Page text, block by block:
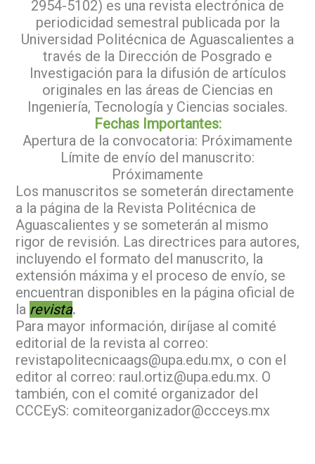
2954-5102) es una revista electrónica de
periodicidad semestral publicada por la
Universidad Politécnica de Aguascalientes a
través de la Dirección de Posgrado e
Investigación para la difusión de artículos
originales en las áreas de Ciencias en
Ingeniería, Tecnología y Ciencias sociales.
Fechas Importantes:
Apertura de la convocatoria: Próximamente
Límite de envío del manuscrito:
Próximamente
Los manuscritos se someterán directamente
a la página de la Revista Politécnica de
Aguascalientes y se someterán al mismo
rigor de revisión. Las directrices para autores,
incluyendo el formato del manuscrito, la
extensión máxima y el proceso de envío, se
encuentran disponibles en la página oficial de
la revista.
Para mayor información, diríjase al comité
editorial de la revista al correo:
revistapolitecnicaags@upa.edu.mx, o con el
editor al correo: raul.ortiz@upa.edu.mx. O
también, con el comité organizador del
CCCEyS: comiteorganizador@ccceys.mx